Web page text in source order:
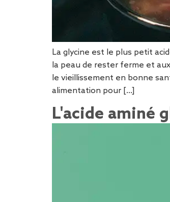
La glycine est le plus petit
la peau de rester ferme et
le vieillissement en bonne
alimentation pour [...]
L'acide aminé